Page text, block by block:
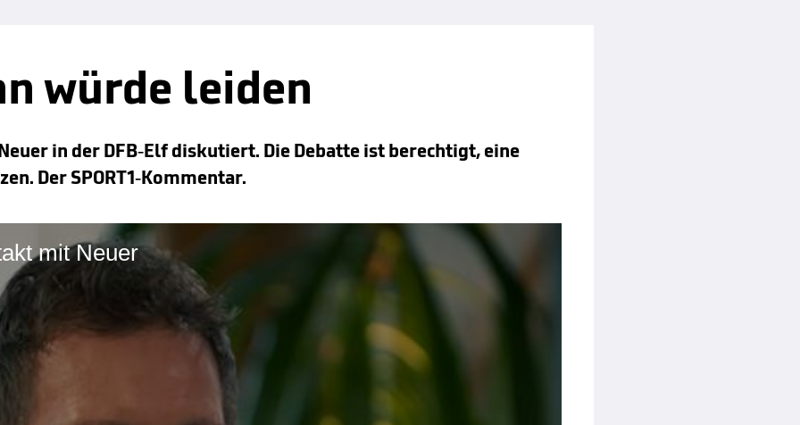
würde leiden
in der DFB-Elf diskutiert. Die Debatte ist berechtigt, eine
Der SPORT1-Kommentar.
mit Neuer